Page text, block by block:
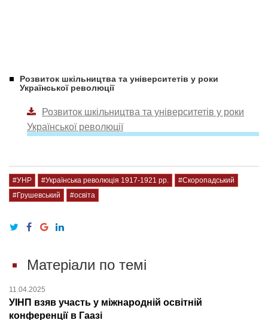
Розвиток шкільництва та університетів у роки
Української революції
Розвиток шкільництва та університетів у роки
Української революції
#УНР #Українська революція 1917-1921 рр.
#Скоропадський
#Грушевський
#освіта
Матеріали по темі
11.04.2025
УІНП взяв участь у міжнародній освітній
конференції в Гаазі